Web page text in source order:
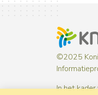
©2025
In het